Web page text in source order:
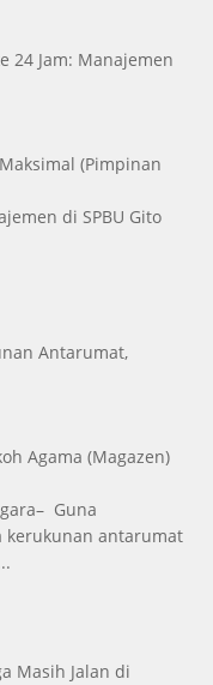
24 Jam: Manajemen
(Pimpinan
di SPBU Gito
Antarumat,
Agama (Magazen)
Guna
kerukunan antarumat
Masih Jalan di